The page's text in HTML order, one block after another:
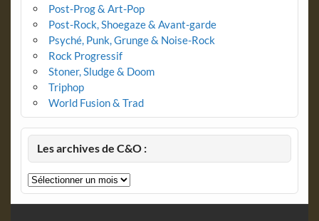
Post-Prog & Art-Pop
Post-Rock, Shoegaze & Avant-garde
Psyché, Punk, Grunge & Noise-Rock
Rock Progressif
Stoner, Sludge & Doom
Triphop
World Fusion & Trad
Les archives de C&O :
Les
archives